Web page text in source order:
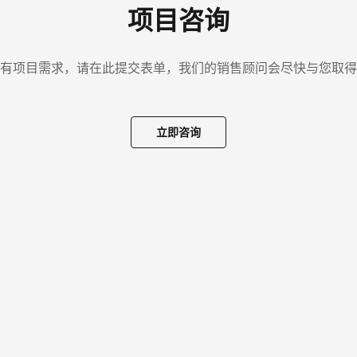
项目咨询
项目需求，请在此提交表单，我们的销售顾问会尽快与您取
立即咨询